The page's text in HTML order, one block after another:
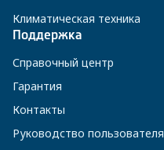
Климатическая техника
Поддержка
Справочный центр
Гарантия
Контакты
Руководство пользователя